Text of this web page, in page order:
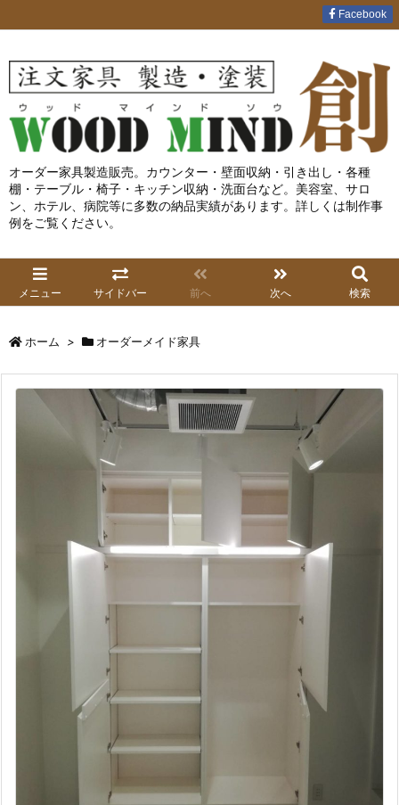
オーダー家具製造販売。カウンター・壁面収納・引き出し・各種
棚・テーブル・椅子・キッチン収納・洗面台など。美容室、サロ
ン、ホテル、病院等に多数の納品実績があります。詳しくは制作事
例をご覧ください。
メニュー サイドバー 前へ 次へ 検索
Facebook
ホーム > オーダーメイド家具